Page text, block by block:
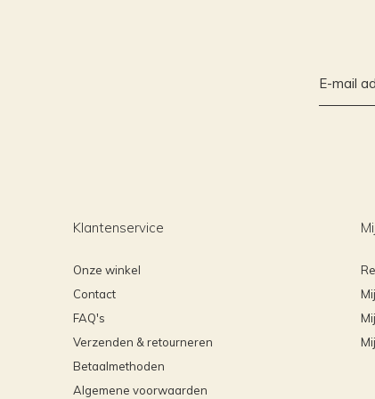
Klantenservice
Onze winkel
Contact
FAQ's
Verzenden & retourneren
Betaalmethoden
Algemene voorwaarden